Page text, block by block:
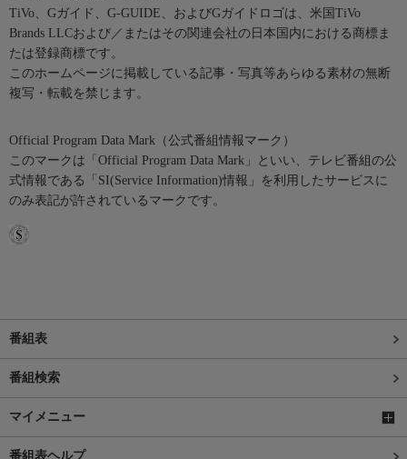
TiVo、Gガイド、G-GUIDE、およびGガイドロゴは、米国TiVo
Brands LLCおよび／またはその関連会社の日本国内における商標ま
たは登録商標です。
このホームページに掲載している記事・写真等あらゆる素材の無断
複写・転載を禁じます。
Official Program Data Mark（公式番組情報マーク）
このマークは「Official Program Data Mark」といい、テレビ番組の公
式情報である「SI(Service Information)情報」を利用したサービスに
のみ表記が許されているマークです。
番組表
番組検索
マイメニュー
番組表ヘルプ